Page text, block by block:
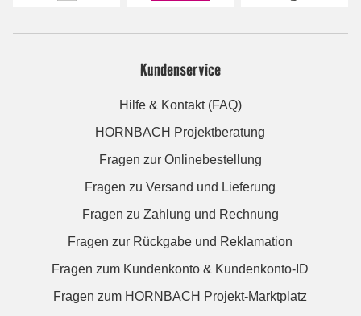
Kundenservice
Hilfe & Kontakt (FAQ)
HORNBACH Projektberatung
Fragen zur Onlinebestellung
Fragen zu Versand und Lieferung
Fragen zu Zahlung und Rechnung
Fragen zur Rückgabe und Reklamation
Fragen zum Kundenkonto & Kundenkonto-ID
Fragen zum HORNBACH Projekt-Marktplatz